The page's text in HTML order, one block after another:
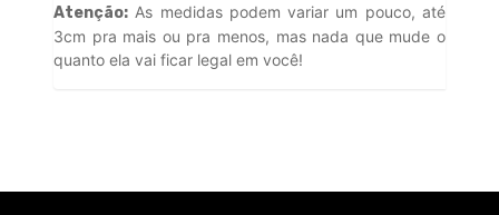
Atenção: As medidas podem variar um pouco, até
3cm pra mais ou pra menos, mas nada que mude o
quanto ela vai ficar legal em você!